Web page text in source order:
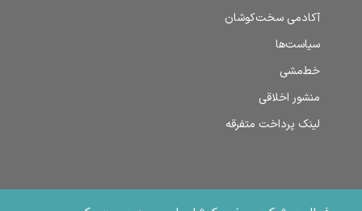
آکادمی سخت‌کوشان
سیاست‌ها
خط‌مشی
منشور اخلاقی
لینک پرداخت متفرقه